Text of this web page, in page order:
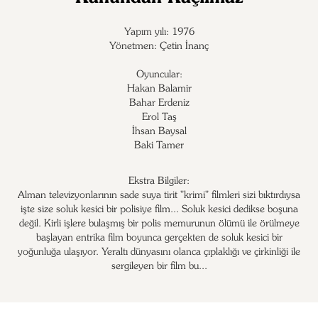
Yapım yılı: 1976
Yönetmen: Çetin İnanç
Oyuncular:
Hakan Balamir
Bahar Erdeniz
Erol Taş
İhsan Baysal
Baki Tamer
Ekstra Bilgiler:
Alman televizyonlarının sade suya tirit "krimi" filmleri sizi bıktırdıysa
işte size soluk kesici bir polisiye film... Soluk kesici dedikse boşuna
değil. Kirli işlere bulaşmış bir polis memurunun ölümü ile örülmeye
başlayan entrika film boyunca gerçekten de soluk kesici bir
yoğunluğa ulaşıyor. Yeraltı dünyasını olanca çıplaklığı ve çirkinliği ile
sergileyen bir film bu...